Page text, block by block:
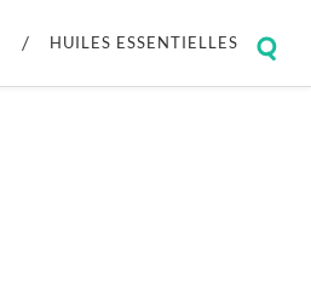
HUILES ESSENTIELLES
field